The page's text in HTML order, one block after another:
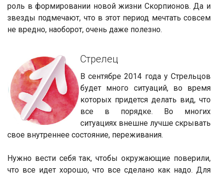
роль в формировании новой жизни Скорпионов. Да и
звезды подмечают, что в этот период мечтать совсем
не вредно, наоборот, очень даже полезно.
Стрелец
В сентябре 2014 года у Стрельцов
будет много ситуаций, во время
которых придется делать вид, что
все в порядке. Во многих
ситуациях внешне лучше скрывать
свое внутреннее состояние, переживания.
Нужно вести себя так, чтобы окружающие поверили,
что все идет хорошо, что все сделано как надо. Для